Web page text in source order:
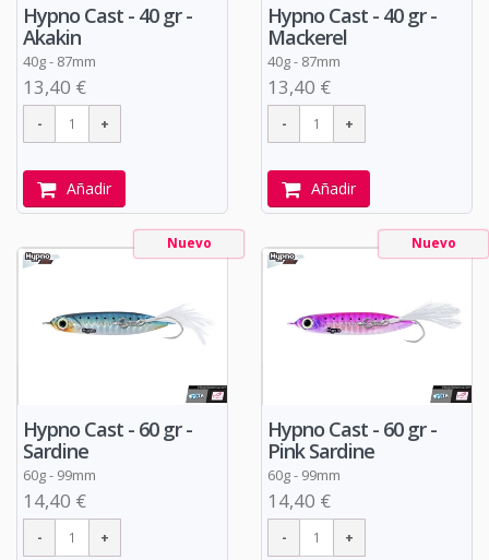
Hypno Cast - 40 gr -
Akakin
40g - 87mm
13,40 €
Añadir
Hypno Cast - 40 gr -
Mackerel
40g - 87mm
13,40 €
Añadir
Nuevo
Hypno Cast - 60 gr -
Sardine
60g - 99mm
14,40 €
Nuevo
Hypno Cast - 60 gr -
Pink Sardine
60g - 99mm
14,40 €